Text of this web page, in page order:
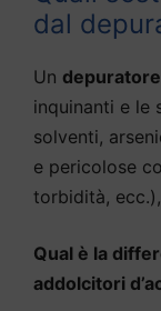
dal
Un
inquinanti e le
solventi,
e pericolose
torbidità, ecc.),
Qual è la
addolcitori